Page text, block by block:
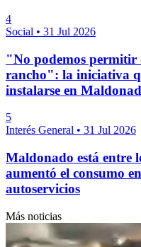
4
Social • 31 Jul 2026
"No podemos permitir
rancho": la iniciativa
instalarse en
5
Interés General • 31 Jul 2026
Maldonado está entre
aumentó el consumo
autoservicios
Más noticias